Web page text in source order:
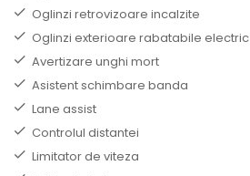
Oglinzi retrovizoare incalzite
Oglinzi exterioare rabatabile electric
Avertizare unghi mort
Asistent schimbare banda
Lane assist
Controlul distantei
Limitator de viteza